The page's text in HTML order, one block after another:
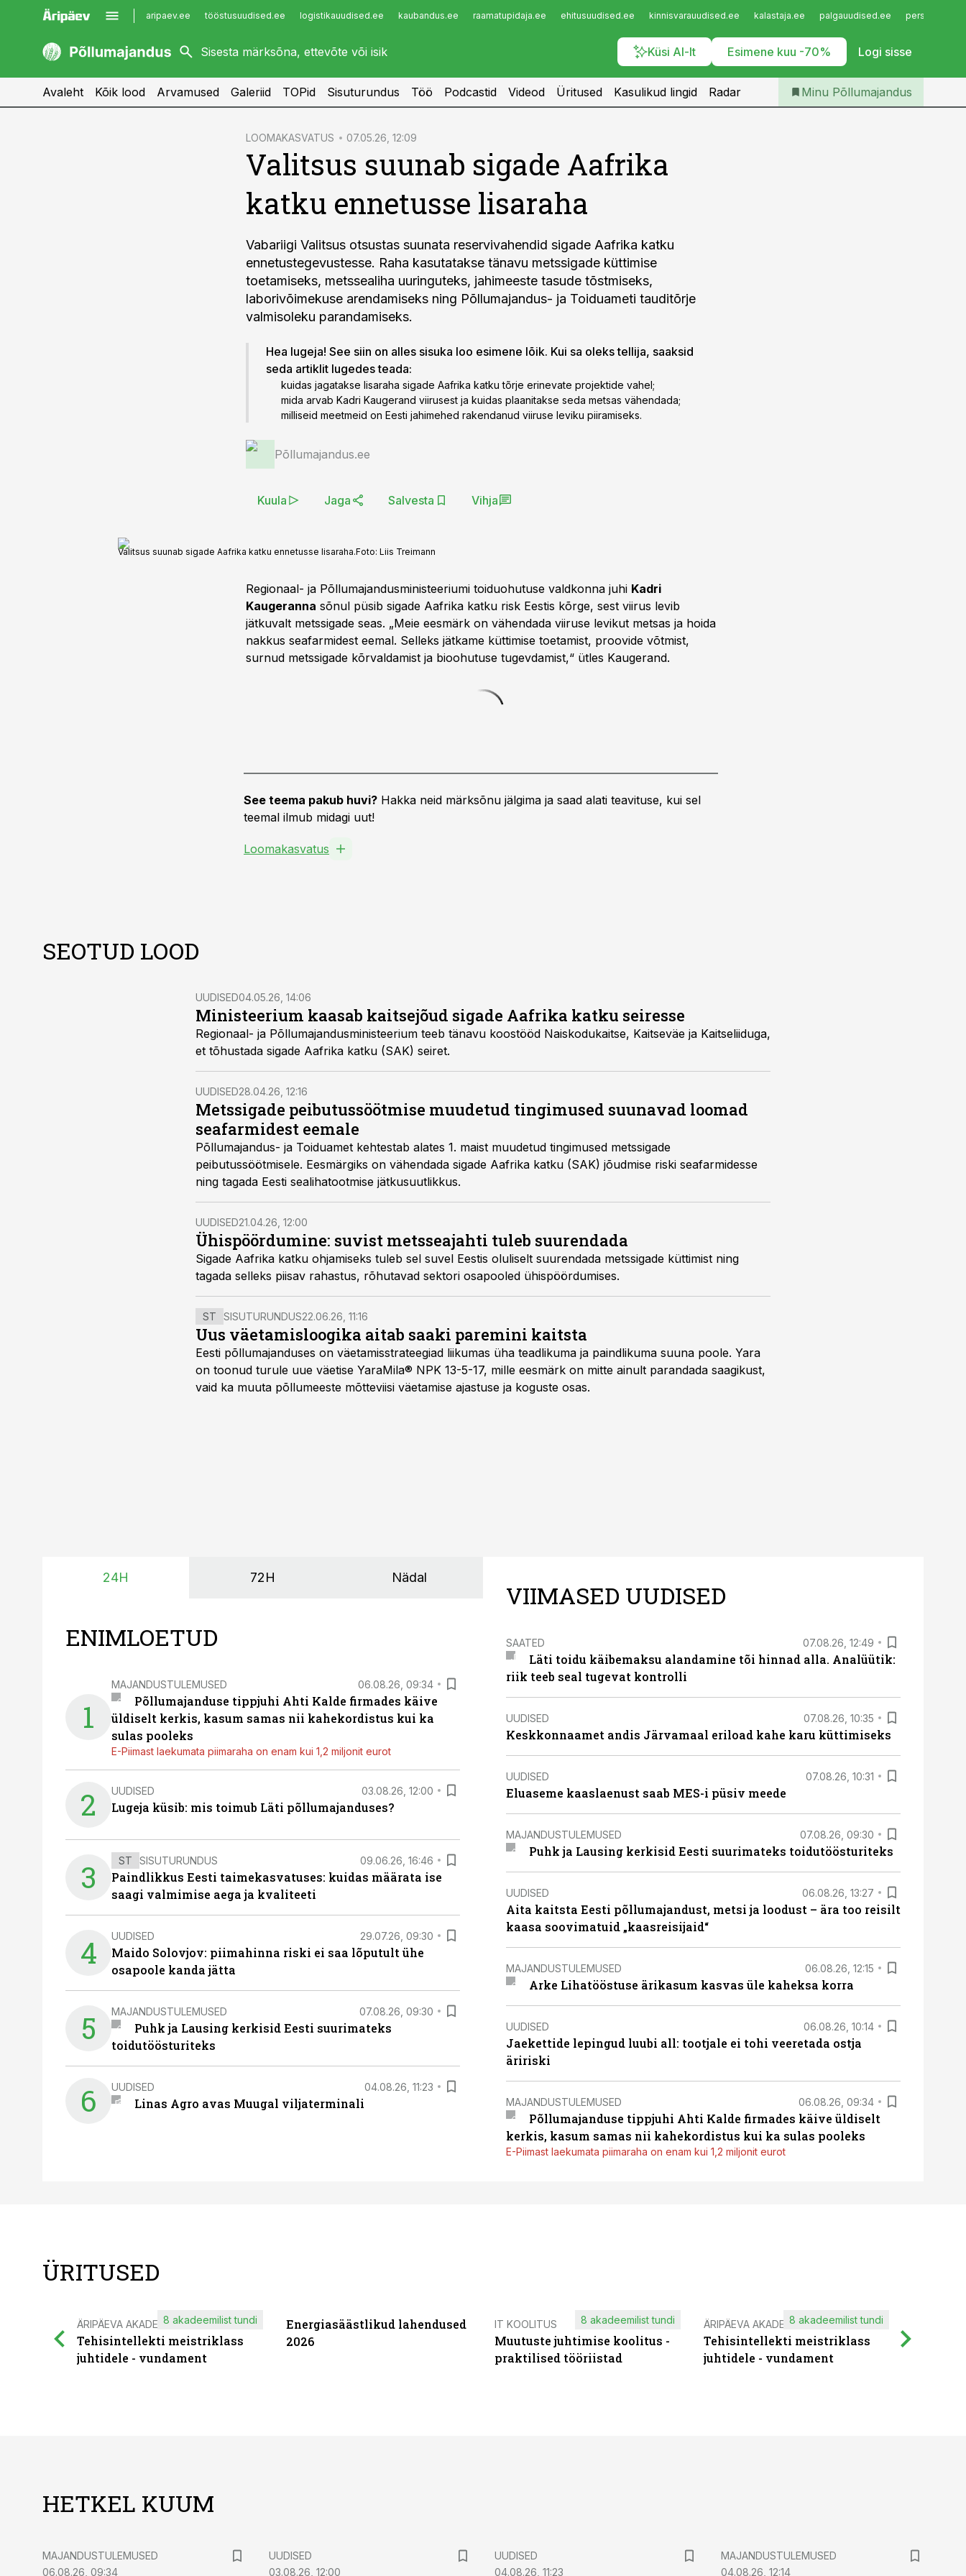
aripaev.ee tööstusuudised.ee logistikauudised.ee kaubandus.ee raamatupidaja.ee ehitusuudised.ee kinnisvarauudised.ee kalastaja.ee palgauudised.ee
Küsi AI-lt Esimene kuu -70% Logi sisse
kaubandus.ee
kinnisvarauudised.ee
imelineajalugu.ee
Infopank
Iseteenindus
Telli Põllumajandus
Avaleht Kõik lood Arvamused Galeriid TOPid Sisuturundus Töö Podcastid Videod Üritused Kasulikud lingid Radar Minu Põllumajandus
LOOMAKASVATUS 07.05.26, 12:09
Valitsus suunab sigade Aafrika
katku ennetusse lisaraha
Vabariigi Valitsus otsustas suunata reservivahendid sigade Aafrika katku
ennetustegevustesse. Raha kasutatakse tänavu metssigade küttimise
toetamiseks, metssealiha uuringuteks, jahimeeste tasude tõstmiseks,
laborivõimekuse arendamiseks ning Põllumajandus- ja Toiduameti tauditõrje
valmisoleku parandamiseks.
Hea lugeja! See siin on alles sisuka loo esimene lõik. Kui sa oleks tellija, saaksid
seda artiklit lugedes teada:
kuidas jagatakse lisaraha sigade Aafrika katku tõrje erinevate projektide vahel;
mida arvab Kadri Kaugerand viirusest ja kuidas plaanitakse seda metsas vähendada;
milliseid meetmeid on Eesti jahimehed rakendanud viiruse leviku piiramiseks.
Põllumajandus.ee
Kuula Jaga Salvesta Vihja
Valitsus suunab sigade Aafrika katku ennetusse lisaraha.Foto: Liis Treimann
Regionaal- ja Põllumajandusministeeriumi toiduohutuse valdkonna juhi Kadri
Kaugeranna sõnul püsib sigade Aafrika katku risk Eestis kõrge, sest viirus levib
jätkuvalt metssigade seas. „Meie eesmärk on vähendada viiruse levikut metsas ja hoida
nakkus seafarmidest eemal. Selleks jätkame küttimise toetamist, proovide võtmist,
surnud metssigade kõrvaldamist ja bioohutuse tugevdamist,“ ütles Kaugerand.
See teema pakub huvi? Hakka neid märksõnu jälgima ja saad alati teavituse, kui sel
teemal ilmub midagi uut!
Loomakasvatus
SEOTUD LOOD
UUDISED04.05.26, 14:06
Ministeerium kaasab kaitsejõud sigade Aafrika katku seiresse
Regionaal- ja Põllumajandusministeerium teeb tänavu koostööd Naiskodukaitse, Kaitseväe ja Kaitseliiduga,
et tõhustada sigade Aafrika katku (SAK) seiret.
UUDISED28.04.26, 12:16
Metssigade peibutussöötmise muudetud tingimused suunavad loomad
seafarmidest eemale
Põllumajandus- ja Toiduamet kehtestab alates 1. maist muudetud tingimused metssigade
peibutussöötmisele. Eesmärgiks on vähendada sigade Aafrika katku (SAK) jõudmise riski seafarmidesse
ning tagada Eesti sealihatootmise jätkusuutlikkus.
UUDISED21.04.26, 12:00
Ühispöördumine: suvist metsseajahti tuleb suurendada
Sigade Aafrika katku ohjamiseks tuleb sel suvel Eestis oluliselt suurendada metssigade küttimist ning
tagada selleks piisav rahastus, rõhutavad sektori osapooled ühispöördumises.
ST SISUTURUNDUS22.06.26, 11:16
Uus väetamisloogika aitab saaki paremini kaitsta
Eesti põllumajanduses on väetamisstrateegiad liikumas üha teadlikuma ja paindlikuma suuna poole. Yara
on toonud turule uue väetise YaraMila® NPK 13-5-17, mille eesmärk on mitte ainult parandada saagikust,
vaid ka muuta põllumeeste mõtteviisi väetamise ajastuse ja koguste osas.
24H 72H Nädal
ENIMLOETUD
1
MAJANDUSTULEMUSED 06.08.26, 09:34
Põllumajanduse tippjuhi Ahti Kalde firmades käive
üldiselt kerkis, kasum samas nii kahekordistus kui ka
sulas pooleks
E-Piimast laekumata piimaraha on enam kui 1,2 miljonit eurot
2 UUDISED 03.08.26, 12:00
Lugeja küsib: mis toimub Läti põllumajanduses?
3 ST SISUTURUNDUS 09.06.26, 16:46
Paindlikkus Eesti taimekasvatuses: kuidas määrata ise
saagi valmimise aega ja kvaliteeti
4 UUDISED 29.07.26, 09:30
Maido Solovjov: piimahinna riski ei saa lõputult ühe
osapoole kanda jätta
5 MAJANDUSTULEMUSED 07.08.26, 09:30
Puhk ja Lausing kerkisid Eesti suurimateks
toidutöösturiteks
6 UUDISED 04.08.26, 11:23
Linas Agro avas Muugal viljaterminali
VIIMASED UUDISED
SAATED 07.08.26, 12:49
Läti toidu käibemaksu alandamine tõi hinnad alla. Analüütik:
riik teeb seal tugevat kontrolli
UUDISED 07.08.26, 10:35
Keskkonnaamet andis Järvamaal eriload kahe karu küttimiseks
UUDISED 07.08.26, 10:31
Eluaseme kaaslaenust saab MES-i püsiv meede
MAJANDUSTULEMUSED 07.08.26, 09:30
Puhk ja Lausing kerkisid Eesti suurimateks toidutöösturiteks
UUDISED 06.08.26, 13:27
Aita kaitsta Eesti põllumajandust, metsi ja loodust – ära too reisilt
kaasa soovimatuid „kaasreisijaid“
MAJANDUSTULEMUSED 06.08.26, 12:15
Arke Lihatööstuse ärikasum kasvas üle kaheksa korra
UUDISED 06.08.26, 10:14
Jaekettide lepingud luubi all: tootjale ei tohi veeretada ostja
äririski
MAJANDUSTULEMUSED 06.08.26, 09:34
Põllumajanduse tippjuhi Ahti Kalde firmades käive üldiselt
kerkis, kasum samas nii kahekordistus kui ka sulas pooleks
E-Piimast laekumata piimaraha on enam kui 1,2 miljonit eurot
ÜRITUSED
ÄRIPÄEVA AKADEEMIA
Tehisintellekti meistriklass
juhtidele - vundament
8 akadeemilist tundi
Energiasäästlikud lahendused
2026
IT KOOLITUS
Muutuste juhtimise koolitus -
praktilised tööriistad
8 akadeemilist tundi ÄRIPÄEVA AKADEEMIA
Tehisintellekti meistriklass
juhtidele - vundament
8 akadeemilist tundi
HETKEL KUUM
MAJANDUSTULEMUSED
06.08.26, 09:34
UUDISED
03.08.26, 12:00
UUDISED
04.08.26, 11:23
MAJANDUSTULEMUSED
04.08.26, 12:14